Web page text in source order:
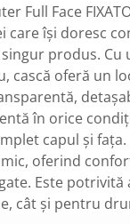
Full Face
care își doresc
produs. Cu
cască oferă un
în orice
capul și
oferind
Este potrivită
cât și pentru